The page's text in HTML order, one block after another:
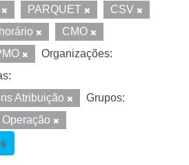
PARQUET
CSV
CMO
Organizações:
Atribuição
Grupos: